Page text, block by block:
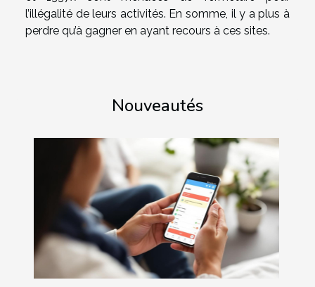
l’illégalité de leurs activités. En somme, il y a plus à
perdre qu’à gagner en ayant recours à ces sites.
Nouveautés